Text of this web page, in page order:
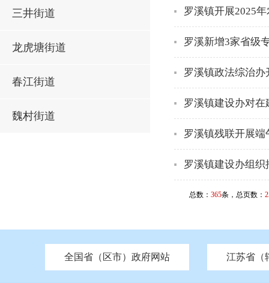
三井街道
龙虎塘街道
春江街道
魏村街道
罗溪镇开展2025
罗溪新增3家省级
罗溪镇政法综治
罗溪镇建设办对
罗溪镇残联开展
罗溪镇建设办组
总数： 365条，总页数：
全国省（区市）政府网站
北京 天津 重庆 河南 河北 山西
江苏省（
中国江苏 南京市政府 苏州市政府 无锡
市发改委 市工信局 市教育局 市科技局 市